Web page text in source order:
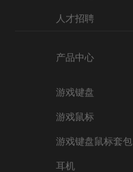
人才招聘
产品中心
游戏键盘
游戏鼠标
游戏键盘鼠标套包
耳机